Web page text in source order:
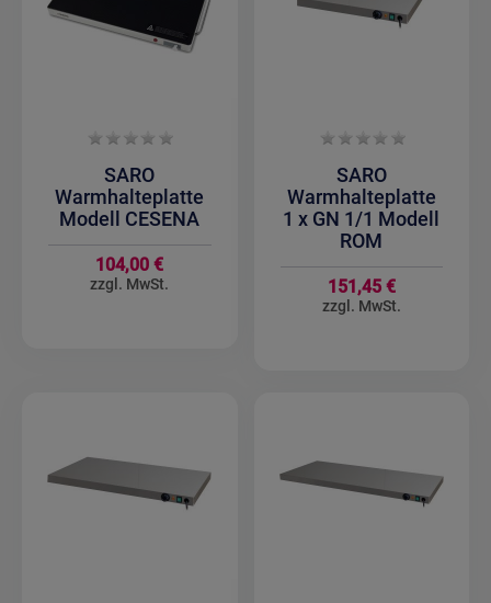
SARO
Warmhalteplatte
Modell CESENA
104,00 €
SARO
Warmhalteplatte
1 x GN 1/1 Modell
ROM
151,45 €